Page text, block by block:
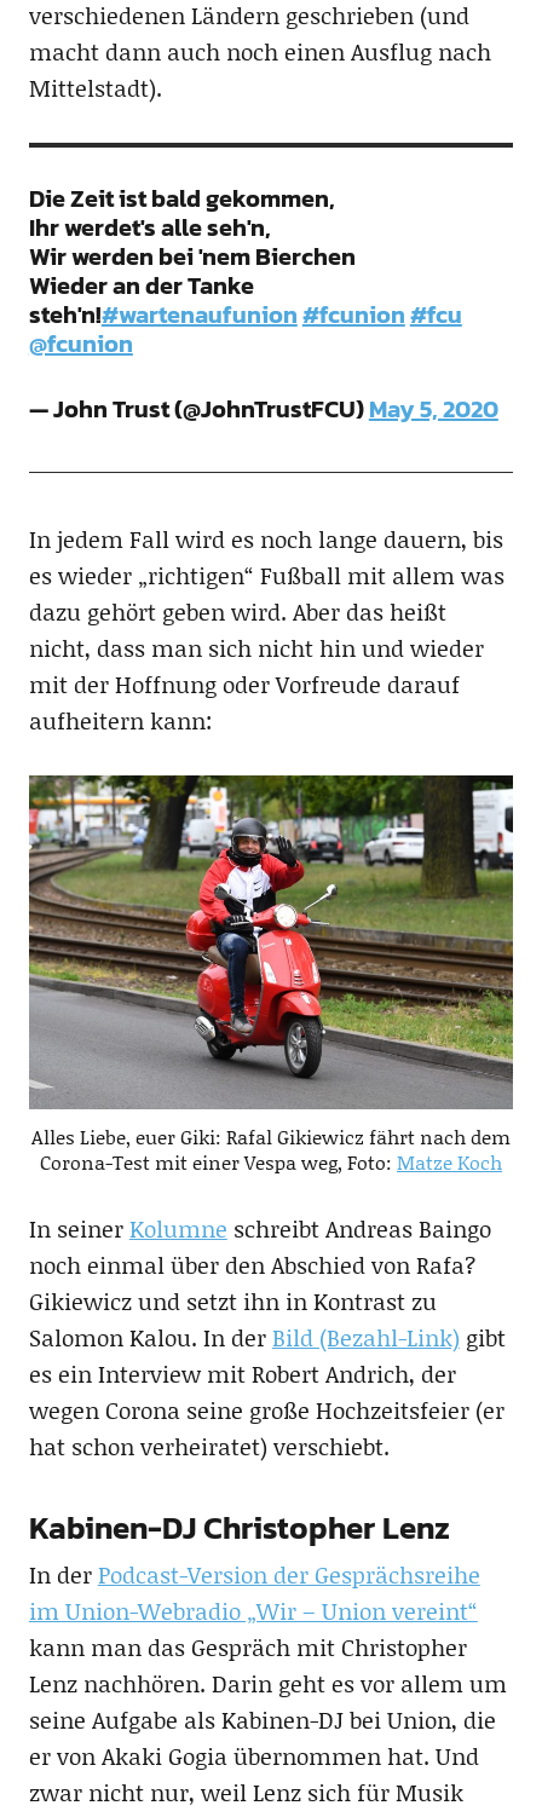
verschiedenen Ländern geschrieben (und
macht dann auch noch einen Ausflug nach
Mittelstadt).
Die Zeit ist bald gekommen,
Ihr werdet's alle seh'n,
Wir werden bei 'nem Bierchen
Wieder an der Tanke
steh'n!#wartenaufunion#fcunion#fcu
@fcunion
— John Trust (@JohnTrustFCU)May 5, 2020
In jedem Fall wird es noch lange dauern, bis
es wieder „richtigen“ Fußball mit allem was
dazu gehört geben wird. Aber das heißt
nicht, dass man sich nicht hin und wieder
mit der Hoffnung oder Vorfreude darauf
aufheitern kann:
Alles Liebe, euer Giki: Rafal Gikiewicz fährt nach dem
Corona-Test mit einer Vespa weg, Foto: Matze Koch
In seinerKolumne schreibt Andreas Baingo
noch einmal über den Abschied von Rafa?
Gikiewicz und setzt ihn in Kontrast zu
Salomon Kalou. In derBild (Bezahl-Link) gibt
es ein Interview mit Robert Andrich, der
wegen Corona seine große Hochzeitsfeier (er
hat schon verheiratet) verschiebt.
Kabinen-DJ Christopher Lenz
In derPodcast-Version der Gesprächsreihe
im Union-Webradio „Wir – Union vereint“
kann man das Gespräch mit Christopher
Lenz nachhören. Darin geht es vor allem um
seine Aufgabe als Kabinen-DJ bei Union, die
er von Akaki Gogia übernommen hat. Und
zwar nicht nur, weil Lenz sich für Musik